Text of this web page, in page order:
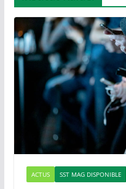
ACTUS SST MAG DISPONIBLE